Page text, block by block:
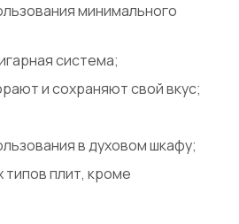
минимального
система;
и сохраняют свой вкус;
в духовом шкафу;
типов плит, кроме